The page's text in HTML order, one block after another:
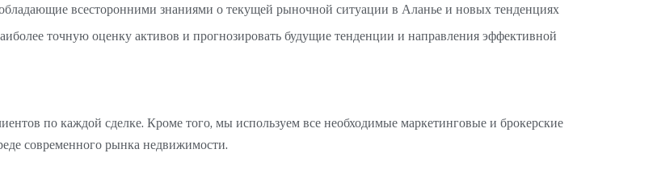
всесторонними знаниями о текущей рыночной ситуации в Аланье и новых тенденциях
точную оценку активов и прогнозировать будущие тенденции и направления эффективной
по каждой сделке. Кроме того, мы используем все необходимые маркетинговые и брокерские
современного рынка недвижимости.